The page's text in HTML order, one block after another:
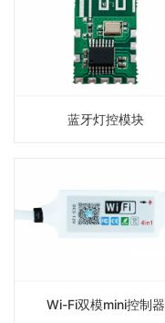
蓝牙灯控模块
Wi-Fi双模mini控制器